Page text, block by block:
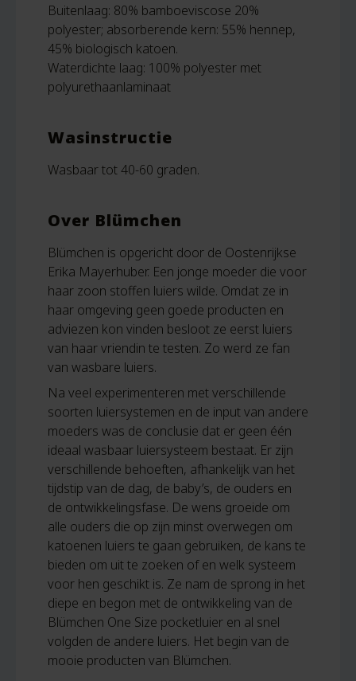
Buitenlaag: 80% bamboeviscose 20%
polyester; absorberende kern: 55% hennep,
45% biologisch katoen.
Waterdichte laag: 100% polyester met
polyurethaanlaminaat
Wasinstructie
Wasbaar tot 40-60 graden.
Over Blümchen
Blümchen is opgericht door de Oostenrijkse
Erika Mayerhuber. Een jonge moeder die voor
haar zoon stoffen luiers wilde. Omdat ze in
haar omgeving geen goede producten en
adviezen kon vinden besloot ze eerst luiers
van haar vriendin te testen. Zo werd ze fan
van wasbare luiers.
Na veel experimenteren met verschillende
soorten luiersystemen en de input van andere
moeders was de conclusie dat er geen één
ideaal wasbaar luiersysteem bestaat. Er zijn
verschillende behoeften, afhankelijk van het
tijdstip van de dag, de baby’s, de ouders en
de ontwikkelingsfase. De wens groeide om
alle ouders die op zijn minst overwegen om
katoenen luiers te gaan gebruiken, de kans te
bieden om uit te zoeken of en welk systeem
voor hen geschikt is. Ze nam de sprong in het
diepe en begon met de ontwikkeling van de
Blümchen One Size pocketluier en al snel
volgden de andere luiers. Het begin van de
mooie producten van Blümchen.